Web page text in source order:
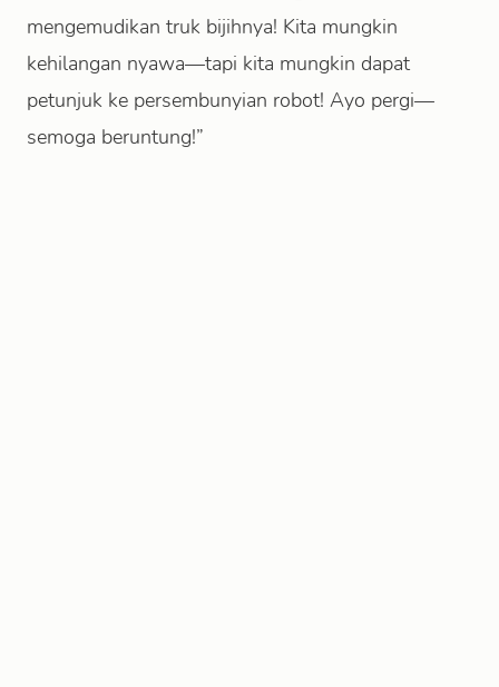
mengemudikan truk bijihnya! Kita mungkin
kehilangan nyawa—tapi kita mungkin dapat
petunjuk ke persembunyian robot! Ayo pergi—
semoga beruntung!”